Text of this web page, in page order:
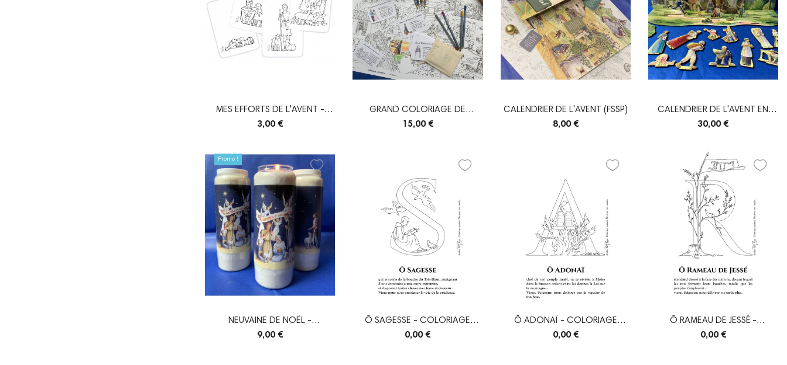
MES EFFORTS DE L'AVENT -
CARTES À...
3,00 €
GRAND COLORIAGE DE
L'AVENT (ET CARTES...
15,00 €
CALENDRIER DE L'AVENT (FSSP)
8,00 €
CALENDRIER DE L'AVENT EN
BOIS
30,00 €
Promo !
NEUVAINE DE NOËL -
PROMOTION
9,00 €
Ô SAGESSE - COLORIAGE
GRANDES Ô
0,00 €
Ô ADONAÏ - COLORIAGE
GRANDES Ô
0,00 €
Ô RAMEAU DE JESSÉ -
COLORIAGE GRANDES Ô
0,00 €